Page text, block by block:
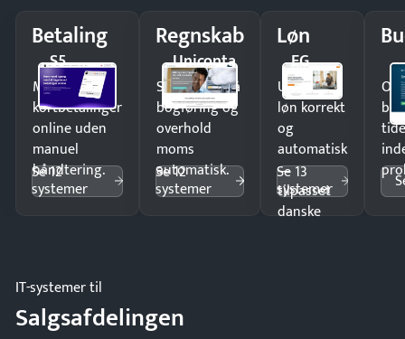
Betaling
S5
Modtag
kortbetalinger
online uden
manuel
håndtering.
Se 12
systemer
Regnskab
Uniconta
Spar timer på
bogføring og
overhold
moms
automatisk.
Se 12
systemer
Løn
EG
Udbetal
løn korrekt
og
automatisk
—
tilpasset
danske
Se 13
systemer
IT-systemer til
Salgsafdelingen